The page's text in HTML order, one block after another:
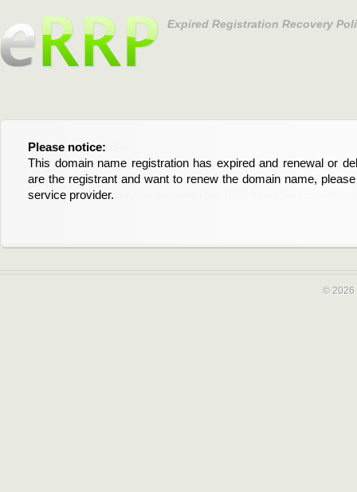
Expired Registration Recovery
Please notice:
This domain name registration has expired and renewal or
are the registrant and want to renew the domain name,
service provider.
Bitte beachten Sie:
Diese Domainregistrierung ist abgelaufen und die
Domain stehen an. Wenn Sie der Registrant sind und
verlängern möchten, kontaktieren Sie bitte Ihren Service-
© 2026